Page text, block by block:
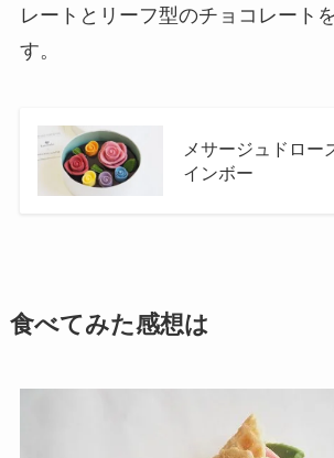
レートとリーフ型のチョコレート
す。
メサージュドロー
インボー
食べてみた感想は